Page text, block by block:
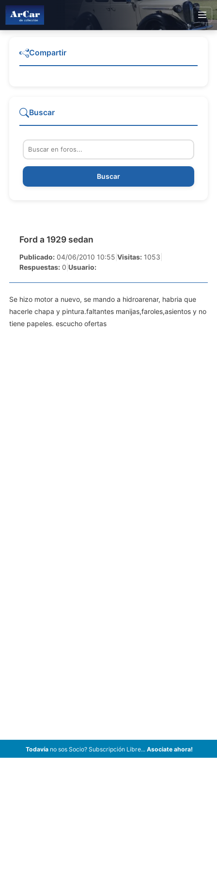
Ford a 1929 sedan
Publicado: 04/06/2010 10:55 Visitas: 1053
Respuestas: 0 Usuario:
Se hizo motor a nuevo, se mando a hidroarenar, habria que
hacerle chapa y pintura.faltantes manijas,faroles,asientos y no
tiene papeles. escucho ofertas
Compartir
Buscar
Buscar
Todavíano sos Socio? Subscripción Libre... Asociate ahora!